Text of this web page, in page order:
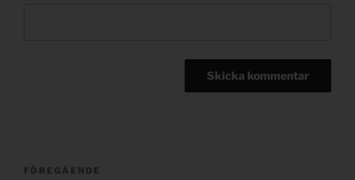
Post
Föregående
FÖREGÅENDE